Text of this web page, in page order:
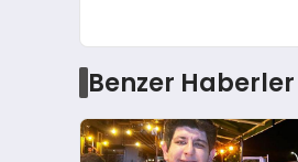
Benzer Haberler